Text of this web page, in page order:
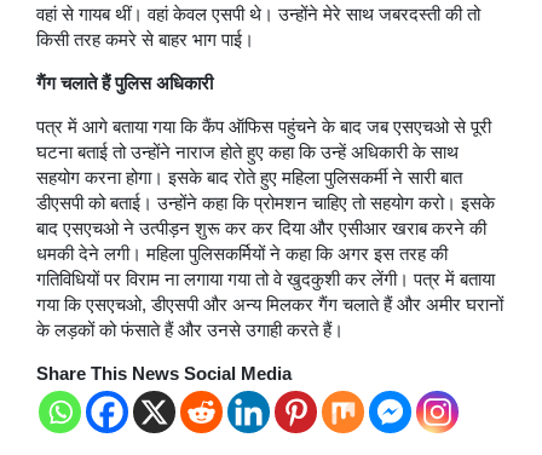
वहां से गायब थीं। वहां केवल एसपी थे। उन्होंने मेरे साथ जबरदस्ती की तो
किसी तरह कमरे से बाहर भाग पाई।
गैंग चलाते हैं पुलिस अधिकारी
पत्र में आगे बताया गया कि कैंप ऑफिस पहुंचने के बाद जब एसएचओ से पूरी
घटना बताई तो उन्होंने नाराज होते हुए कहा कि उन्हें अधिकारी के साथ
सहयोग करना होगा। इसके बाद रोते हुए महिला पुलिसकर्मी ने सारी बात
डीएसपी को बताई। उन्होंने कहा कि प्रोमशन चाहिए तो सहयोग करो। इसके
बाद एसएचओ ने उत्पीड़न शुरू कर कर दिया और एसीआर खराब करने की
धमकी देने लगी। महिला पुलिसकर्मियों ने कहा कि अगर इस तरह की
गतिविधियों पर विराम ना लगाया गया तो वे खुदकुशी कर लेंगी। पत्र में बताया
गया कि एसएचओ, डीएसपी और अन्य मिलकर गैंग चलाते हैं और अमीर घरानों
के लड़कों को फंसाते हैं और उनसे उगाही करते हैं।
Share This News Social Media